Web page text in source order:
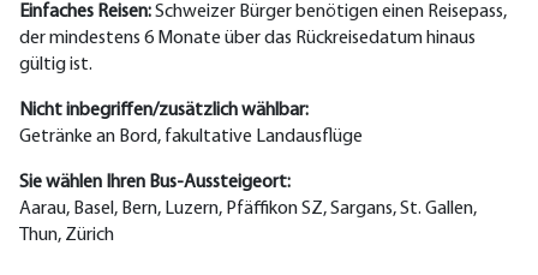
Einfaches Reisen:Schweizer Bürger benötigen einen Reisepass,
der mindestens 6 Monate über das Rückreisedatum hinaus
gültig ist.
Nicht inbegriffen/zusätzlich wählbar:
Getränke an Bord, fakultative Landausflüge
Sie wählen Ihren Bus-Aussteigeort:
Aarau, Basel, Bern, Luzern, Pfäffikon SZ, Sargans, St. Gallen,
Thun, Zürich